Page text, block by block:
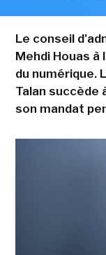
Le conseil
Mehdi Houas
du numérique.
Talan succède
son mandat